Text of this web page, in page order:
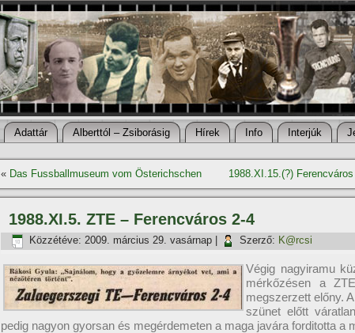
Adattár Alberttól – Zsiborásig Hí­rek Info Interjúk
« Das Fussballmuseum vom Österichschen 1988.XI.15.(?)
1988.XI.5. ZTE – Ferencváros 2-4
Közzétéve: 2009. március 29. vasárnap Szerző: K@rcsi
Végig nagyiramu
mérkőzésen a
megszerzett előny.
szünet előtt
pedig nagyon gyorsan és megérdemeten a maga javára forditotta a